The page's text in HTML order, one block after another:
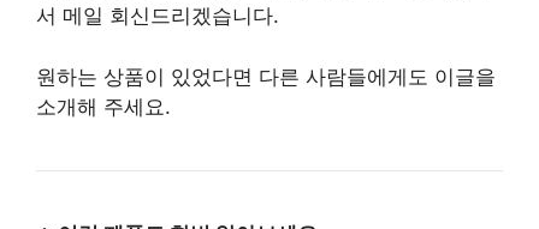
서 메일 회신드리겠습니다.
원하는 상품이 있었다면 다른 사람들에게도 이글을
소개해 주세요.